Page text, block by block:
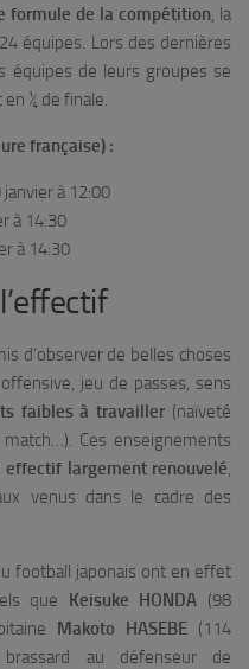
formule de la compétition, la
équipes. Lors des dernières
équipes de leurs groupes se
¼ de finale.
française) :
à 12:00
à 14:30
à 14:30
d’observer de belles choses
jeu de passes, sens
faibles à travailler (naïveté
Ces enseignements
effectif largement renouvelé,
venus dans le cadre des
football japonais ont en effet
que Keisuke HONDA (98
Makoto HASEBE (114
au défenseur de